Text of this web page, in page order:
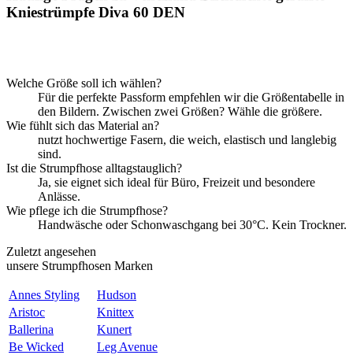
Kniestrümpfe Diva 60 DEN
Welche Größe soll ich wählen?
Für die perfekte Passform empfehlen wir die Größentabelle in
den Bildern. Zwischen zwei Größen? Wähle die größere.
Wie fühlt sich das Material an?
nutzt hochwertige Fasern, die weich, elastisch und langlebig
sind.
Ist die Strumpfhose alltagstauglich?
Ja, sie eignet sich ideal für Büro, Freizeit und besondere
Anlässe.
Wie pflege ich die Strumpfhose?
Handwäsche oder Schonwaschgang bei 30°C. Kein Trockner.
Zuletzt angesehen
unsere Strumpfhosen Marken
Annes Styling
Hudson
Aristoc
Knittex
Ballerina
Kunert
Be Wicked
Leg Avenue